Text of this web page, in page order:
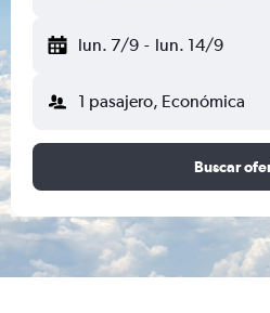
lun. 7/9 - lun. 14/9
1 pasajero, Económica
Buscar